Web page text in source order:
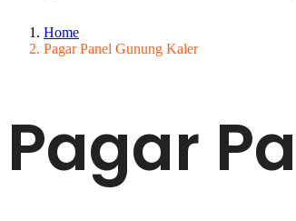
Home
Pagar Panel Gunung Kaler
Pagar